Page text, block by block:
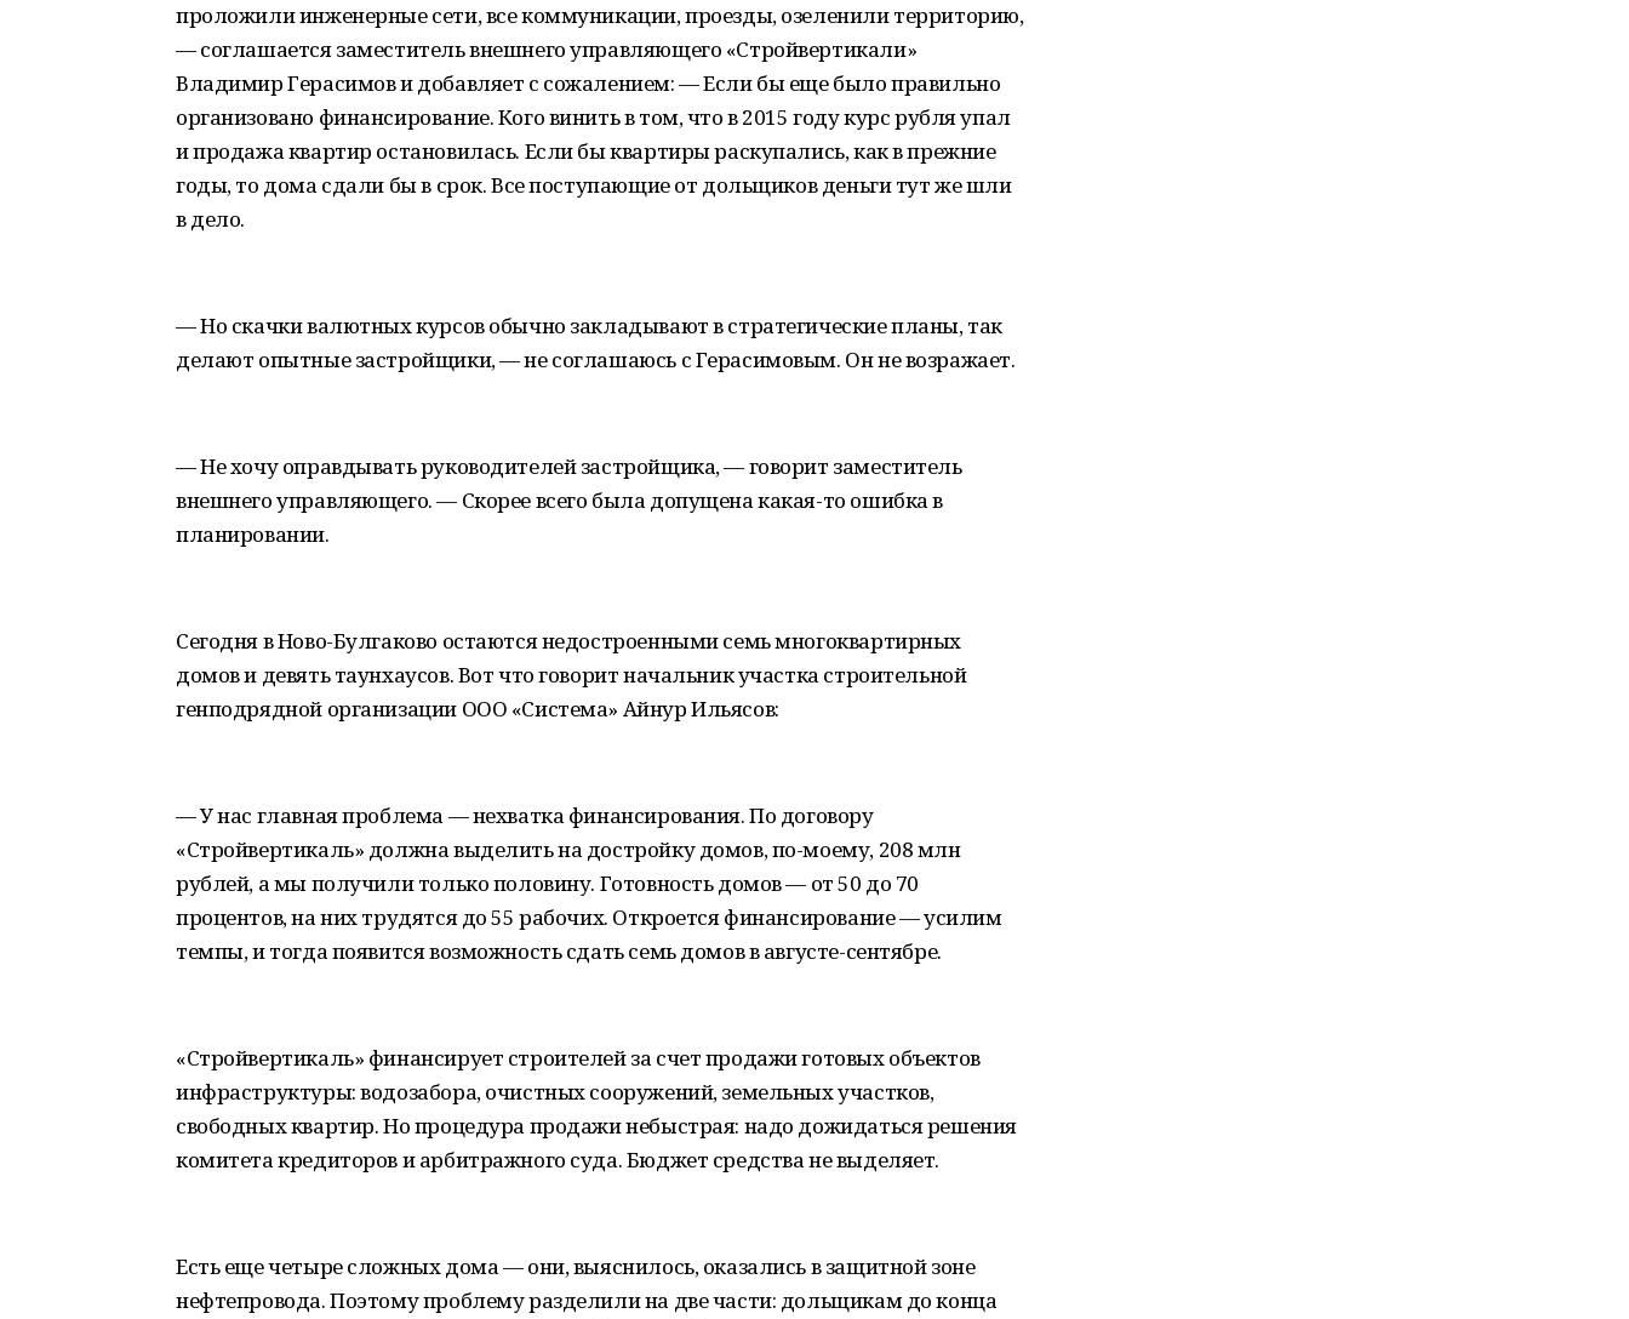
проложили инженерные сети, все коммуникации, проезды, озеленили территорию,
— соглашается заместитель внешнего управляющего «Стройвертикали»
Владимир Герасимов и добавляет с сожалением: — Если бы еще было правильно
организовано финансирование. Кого винить в том, что в 2015 году курс рубля упал
и продажа квартир остановилась. Если бы квартиры раскупались, как в прежние
годы, то дома сдали бы в срок. Все поступающие от дольщиков деньги тут же шли
в дело.
— Но скачки валютных курсов обычно закладывают в стратегические планы, так
делают опытные застройщики, — не соглашаюсь с Герасимовым. Он не возражает.
— Не хочу оправдывать руководителей застройщика, — говорит заместитель
внешнего управляющего. — Скорее всего была допущена какая-то ошибка в
планировании.
Сегодня в Ново-Булгаково остаются недостроенными семь многоквартирных
домов и девять таунхаусов. Вот что говорит начальник участка строительной
генподрядной организации ООО «Система» Айнур Ильясов:
— У нас главная проблема — нехватка финансирования. По договору
«Стройвертикаль» должна выделить на достройку домов, по-моему, 208 млн
рублей, а мы получили только половину. Готовность домов — от 50 до 70
процентов, на них трудятся до 55 рабочих. Откроется финансирование — усилим
темпы, и тогда появится возможность сдать семь домов в августе-сентябре.
«Стройвертикаль» финансирует строителей за счет продажи готовых объектов
инфраструктуры: водозабора, очистных сооружений, земельных участков,
свободных квартир. Но процедура продажи небыстрая: надо дожидаться решения
комитета кредиторов и арбитражного суда. Бюджет средства не выделяет.
Есть еще четыре сложных дома — они, выяснилось, оказались в защитной зоне
нефтепровода. Поэтому проблему разделили на две части: дольщикам до конца